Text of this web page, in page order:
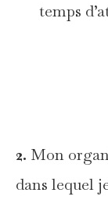
temps
2. Mon
dans lequel